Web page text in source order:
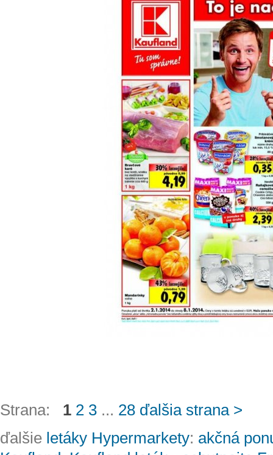
Strana: 1 2 3 ... 28 ďalšia strana >
ďalšie letáky Hypermarkety: akčná